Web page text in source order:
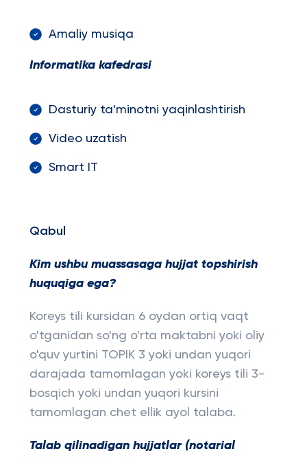
Amaliy musiqa
Informatika kafedrasi
Dasturiy ta'minotni yaqinlashtirish
Video uzatish
Smart IT
Qabul
Kim ushbu muassasaga hujjat topshirish
huquqiga ega?
Koreys tili kursidan 6 oydan ortiq vaqt
o'tganidan so'ng o'rta maktabni yoki oliy
o'quv yurtini TOPIK 3 yoki undan yuqori
darajada tamomlagan yoki koreys tili 3-
bosqich yoki undan yuqori kursini
tamomlagan chet ellik ayol talaba.
Talab qilinadigan hujjatlar (notarial